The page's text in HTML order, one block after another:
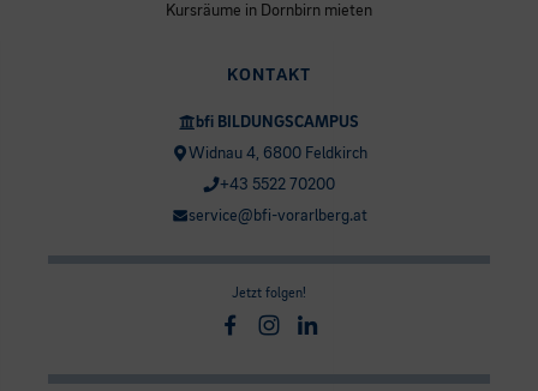
Kursräume in Dornbirn mieten
KONTAKT
bfi BILDUNGSCAMPUS
Widnau 4, 6800 Feldkirch
+43 5522 70200
service@bfi-vorarlberg.at
Jetzt folgen!
Facebook
Instagram
Linkedin